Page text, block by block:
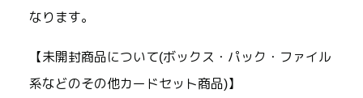
なります。
【未開封商品について(ボックス・パック・ファイル
系などのその他カードセット商品)】